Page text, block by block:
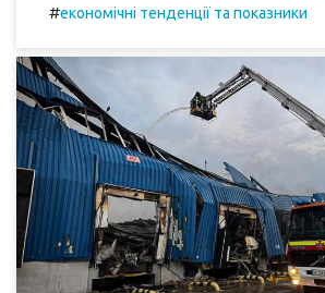
#економічні тенденції та показники